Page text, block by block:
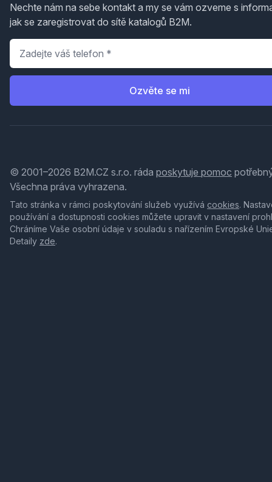
Nechte nám na sebe kontakt a my se vám ozveme s
jak se zaregistrovat do sítě katalogů B2M.
Telefon
Ozvěte se mi
© 2001–2026 B2M.CZ s.r.o. ráda poskytuje pomoc
Všechna práva vyhrazena.
Tato stránka v rámci poskytování služeb využívá cookies.
používání a dostupnosti cookies můžete upravit v nastavení
Chráníme Vaše osobní údaje v souladu s nařízením Evropské
Detaily zde.